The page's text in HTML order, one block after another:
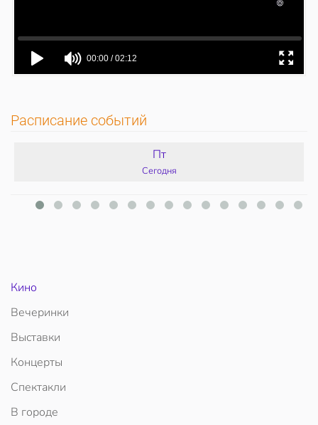
Расписание событий
Пт
Сегодня
Кино
Вечеринки
Выставки
Концерты
Спектакли
В городе